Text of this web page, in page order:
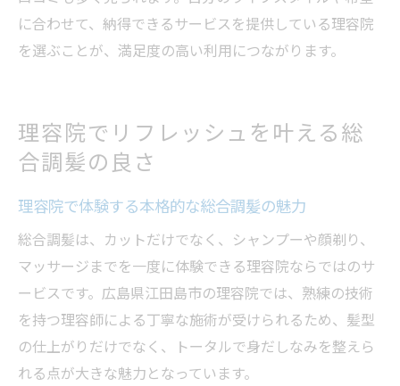
に合わせて、納得できるサービスを提供している理容院
を選ぶことが、満足度の高い利用につながります。
理容院でリフレッシュを叶える総
合調髪の良さ
理容院で体験する本格的な総合調髪の魅力
総合調髪は、カットだけでなく、シャンプーや顔剃り、
マッサージまでを一度に体験できる理容院ならではのサ
ービスです。広島県江田島市の理容院では、熟練の技術
を持つ理容師による丁寧な施術が受けられるため、髪型
の仕上がりだけでなく、トータルで身だしなみを整えら
れる点が大きな魅力となっています。